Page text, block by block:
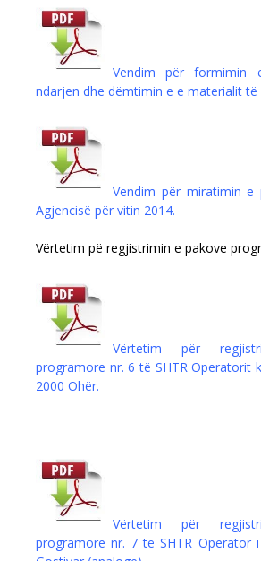
Vendim për formimin
ndarjen dhe dëmtimin e e materialit të
Vendim për miratimin e
Agjencisë për vitin 2014.
Vërtetim pë regjistrimin e pakove
Vërtetim për
programore nr. 6 të SHTR Operatorit
2000 Ohër.
Vërtetim për
programore nr. 7 të SHTR Operator